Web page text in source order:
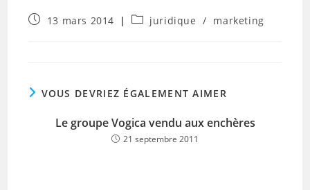
Publication
13 mars 2014
Postjuridique / marketing
VOUS DEVRIEZ ÉGALEMENT AIMER
Le groupe Vogica vendu aux enchères
21 septembre 2011